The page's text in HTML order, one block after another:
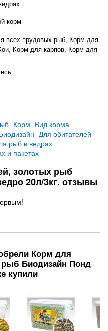
корм
всех прудовых рыб, Корм для
Корм для карпов, Корм для
Корм Вид корма
Для обитателей
рыб в ведрах
и пакетах
золотых рыб
20л/3кг. отзывы
Корм для
рыб Биодизайн Понд
купили